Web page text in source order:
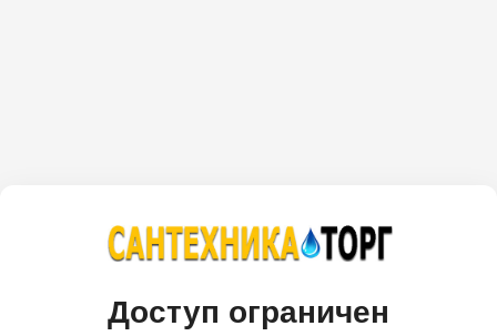
Доступ ограничен